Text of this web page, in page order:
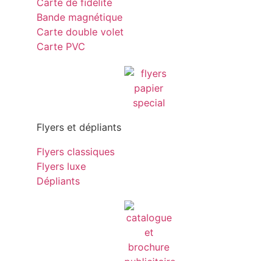
Carte de fidélité
Bande magnétique
Carte double volet
Carte PVC
Flyers et dépliants
Flyers classiques
Flyers luxe
Dépliants